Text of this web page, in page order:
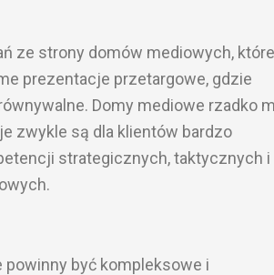
ze strony domów mediowych,
prezentacje przetargowe, gdzie
Domy mediowe rzadko
zwykle są dla klientów bardzo
strategicznych, taktycznych i
powinny być kompleksowe i